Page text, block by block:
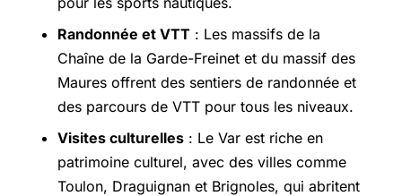
Randonnée et VTT : Les massifs de la
Chaîne de la Garde-Freinet et du massif des
Maures offrent des sentiers de randonnée et
des parcours de VTT pour tous les niveaux.
Visites culturelles : Le Var est riche en
patrimoine culturel, avec des villes comme
Toulon, Draguignan et Brignoles, qui abritent